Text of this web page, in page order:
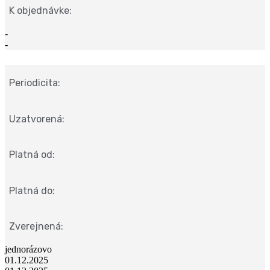
K objednávke:
-
-
Periodicita:
Uzatvorená:
Platná od:
Platná do:
Zverejnená:
jednorázovo
01.12.2025